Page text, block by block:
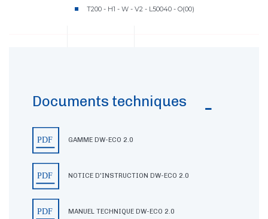
T200 - H1 - W - V2 - L50040 - O(00)
Documents techniques
GAMME DW-ECO 2.0
NOTICE D'INSTRUCTION DW-ECO 2.0
MANUEL TECHNIQUE DW-ECO 2.0